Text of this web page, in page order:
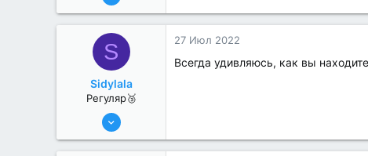
4
S
Sidylala
Регуляр🥉
25 Июл 2022
27 Июл 2022
Всегда удивляюсь, как вы